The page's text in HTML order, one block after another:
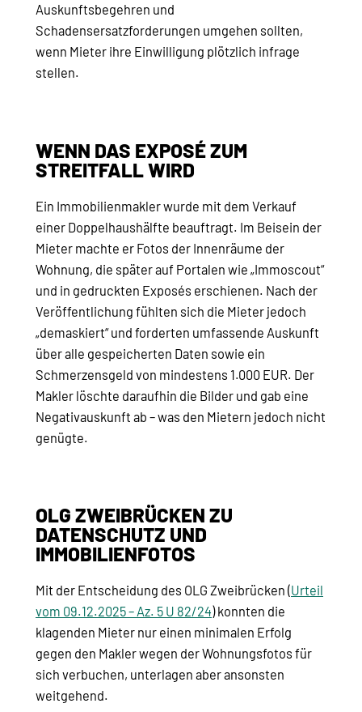
Auskunftsbegehren und
Schadensersatzforderungen umgehen sollten,
wenn Mieter ihre Einwilligung plötzlich infrage
stellen.
WENN DAS EXPOSÉ ZUM
STREITFALL WIRD
Ein Immobilienmakler wurde mit dem Verkauf
einer Doppelhaushälfte beauftragt. Im Beisein der
Mieter machte er Fotos der Innenräume der
Wohnung, die später auf Portalen wie „Immoscout“
und in gedruckten Exposés erschienen. Nach der
Veröffentlichung fühlten sich die Mieter jedoch
„demaskiert“ und forderten umfassende Auskunft
über alle gespeicherten Daten sowie ein
Schmerzensgeld von mindestens 1.000 EUR. Der
Makler löschte daraufhin die Bilder und gab eine
Negativauskunft ab – was den Mietern jedoch nicht
genügte.
OLG ZWEIBRÜCKEN ZU
DATENSCHUTZ UND
IMMOBILIENFOTOS
Mit der Entscheidung des OLG Zweibrücken (Urteil
vom 09.12.2025 – Az. 5 U 82/24) konnten die
klagenden Mieter nur einen minimalen Erfolg
gegen den Makler wegen der Wohnungsfotos für
sich verbuchen, unterlagen aber ansonsten
weitgehend.